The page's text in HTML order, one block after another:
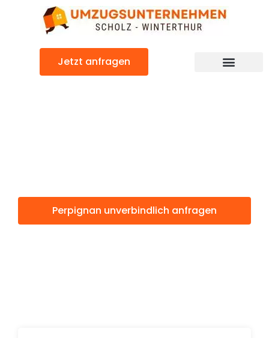
Jetzt anfragen
Perpignan unverbindlich anfragen